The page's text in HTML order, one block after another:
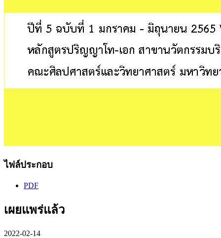
ไฟล์ประกอบ
PDF
เผยแพร่แล้ว
2022-02-14